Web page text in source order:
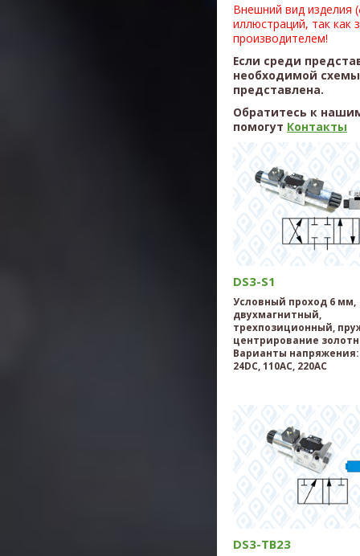
Внешний вид изделия
иллюстраций, так как
производителем!
Если среди
необходимой
представлена.
Обратитесь к
помогут Контакты
DS3-S1
Условный проход 6 мм,
двухмагнитный,
трехпозиционный,
центрирование
Варианты напряжения:
24DC, 110AC, 220AC
DS3-TB23